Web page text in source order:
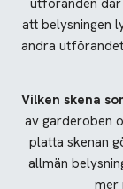
att belysningen
andra
Vilken skena
av garderoben
platta skenan
allmän
mer